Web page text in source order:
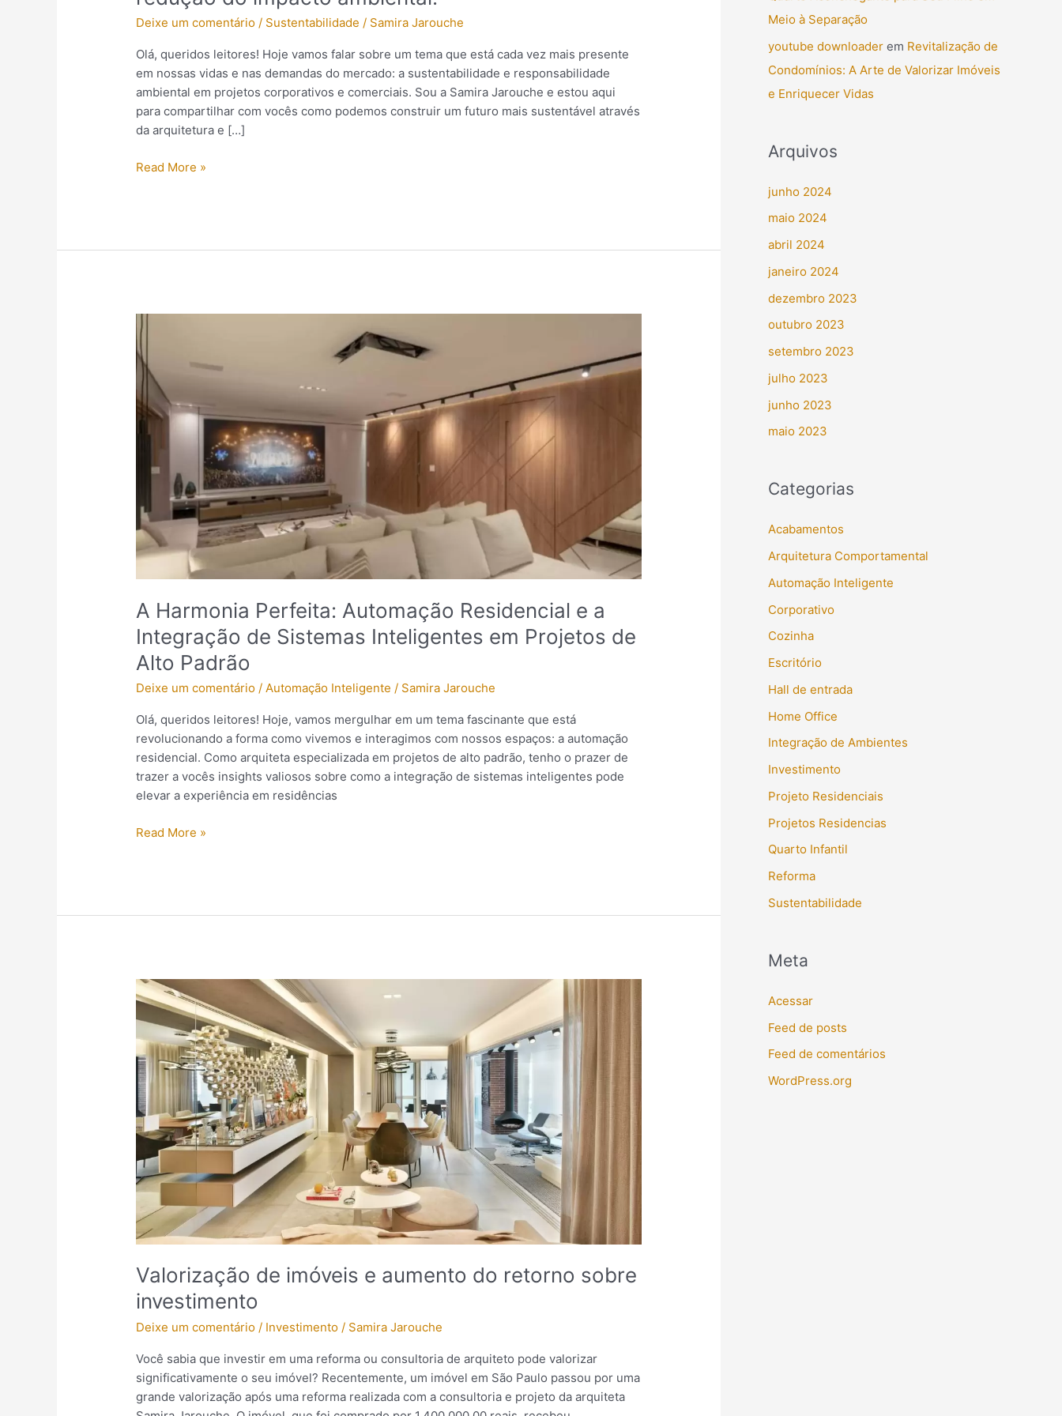
Deixe um comentário / Sustentabilidade / Samira Jarouche
Olá, queridos leitores! Hoje vamos falar sobre um tema que está cada vez mais presente
em nossas vidas e nas demandas do mercado: a sustentabilidade e responsabilidade
ambiental em projetos corporativos e comerciais. Sou a Samira Jarouche e estou aqui
para compartilhar com vocês como podemos construir um futuro mais sustentável através
da arquitetura e […]
Read More »
A Harmonia Perfeita: Automação Residencial e a
Integração de Sistemas Inteligentes em Projetos de
Alto Padrão
Deixe um comentário /Automação Inteligente / Samira Jarouche
Olá, queridos leitores! Hoje, vamos mergulhar em um tema fascinante que está
revolucionando a forma como vivemos e interagimos com nossos espaços: a automação
residencial. Como arquiteta especializada em projetos de alto padrão, tenho o prazer de
trazer a vocês insights valiosos sobre como a integração de sistemas inteligentes pode
elevar a experiência em residências
Harmonia
Perfeita:
Automação
Residencial
e
a
Sistemas
Inteligentes
em
Projetos
Padrão
Read More »
Valorização de imóveis e aumento do retorno sobre
investimento
Deixe um comentário / Investimento / Samira Jarouche
Você sabia que investir em uma reforma ou consultoria de arquiteto pode valorizar
significativamente o seu imóvel? Recentemente, um imóvel em São Paulo passou por uma
grande valorização após uma reforma realizada com a consultoria e projeto da arquiteta
Valorização
de
imóveis
e
aumento
do
retorno
sobre
investimento
Meio à Separação
youtube downloader em Revitalização de
Condomínios: A Arte de Valorizar Imóveis
e Enriquecer Vidas
Arquivos
junho 2024
maio 2024
abril 2024
janeiro 2024
dezembro 2023
outubro 2023
setembro 2023
julho 2023
junho 2023
maio 2023
Categorias
Acabamentos
Arquitetura Comportamental
Automação Inteligente
Corporativo
Cozinha
Escritório
Hall de entrada
Home Office
Integração de Ambientes
Investimento
Projeto Residenciais
Projetos Residencias
Quarto Infantil
Reforma
Sustentabilidade
Meta
Acessar
Feed de posts
Feed de comentários
WordPress.org